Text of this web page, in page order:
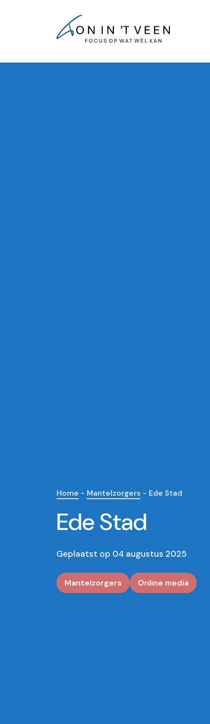
Home - Mantelzorgers - Ede Stad
Ede Stad
Geplaatst op 04 augustus 2025
Mantelzorgers Online media